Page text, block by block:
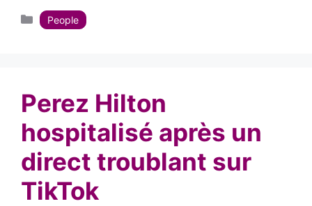
Catégories
People
Perez Hilton
hospitalisé après un
direct troublant sur
TikTok